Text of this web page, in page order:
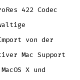
422 Codec
von der
Mac Support
X und